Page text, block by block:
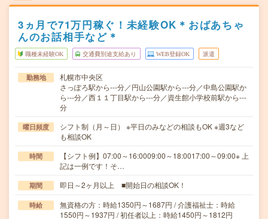
3ヵ月で71万円稼ぐ！未経験OK＊おばあちゃ
んのお話相手など＊
職種未経験OK 交通費別途支給あり WEB登録OK 派遣
勤務地
札幌市中央区
さっぽろ駅から---分／円山公園駅から---分／中島公園駅か
ら---分／西１１丁目駅から---分／資生館小学校前駅から---
分
曜日頻度
シフト制（月～日） ※平日のみなどの相談もOK ※週3など
も相談OK
時間
【シフト例】07:00～16:0009:00～18:0017:00～09:00※ 上
記は一例です！そ…
期間 即日～2ヶ月以上 ■開始日の相談OK！
時給
無資格の方：時給1350円～1687円 / 介護福祉士：時給
1550円～1937円 / 初任者以上：時給1450円～1812円